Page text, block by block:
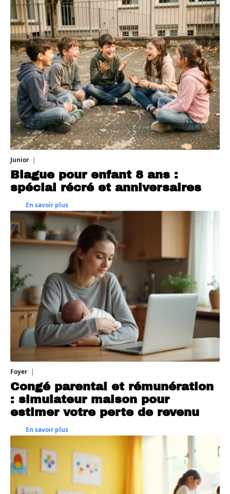
Junior
Blague pour enfant 8 ans :
spécial récré et anniversaires
En savoir plus
Foyer
Congé parental et rémunération
: simulateur maison pour
estimer votre perte de revenu
En savoir plus